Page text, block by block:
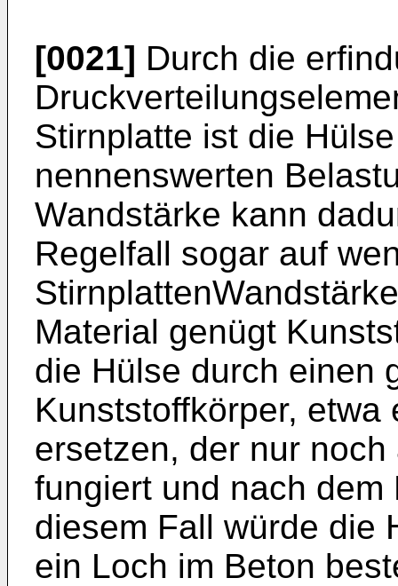
[0021] Durch die
Stirnplatte ist die
nennenswerten
Wandstärke kann
Regelfall sogar auf
Material genügt
die Hülse durch einen
Kunststoffkörper,
ersetzen, der nur
fungiert und nach
diesem Fall würde die
ein Loch im Beton